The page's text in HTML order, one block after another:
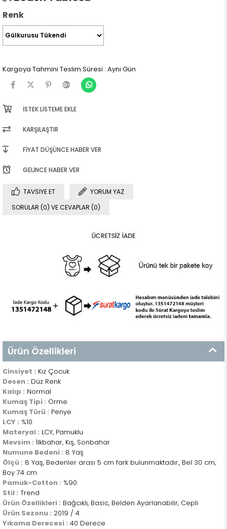
Renk
Kargoya Tahmini Teslim Süresi : Aynı Gün
İSTEK LISTEME EKLE
KARŞILAŞTIR
FIYAT DÜŞÜNCE HABER VER
GELINCE HABER VER
TAVSIYE ET
YORUM YAZ
SORULAR (0) VE CEVAPLAR (0)
Ürün Özellikleri
Cinsiyet : Kız Çocuk
Desen : Düz Renk
Kalıp : Normal
Kumaş Tipi : Örme
Kumaş Türü : Penye
LCY : %10
Materyal : LCY, Pamuklu
Mevsim : İlkbahar, Kış, Sonbahar
Numune Bedeni : 8 Yaş
Ölçü : 8 Yaş, Bedenler arası 5 cm fark bulunmaktadır., Bel 30 cm,
Boy 74 cm
Pamuk-Cotton : %90
Stil : Trend
Ürün Özellikleri : Bağcıklı, Basic, Belden Ayarlanabilir, Cepli
Ürün Sezonu : 2019 / 4
Yıkama Derecesi : 40 Derece